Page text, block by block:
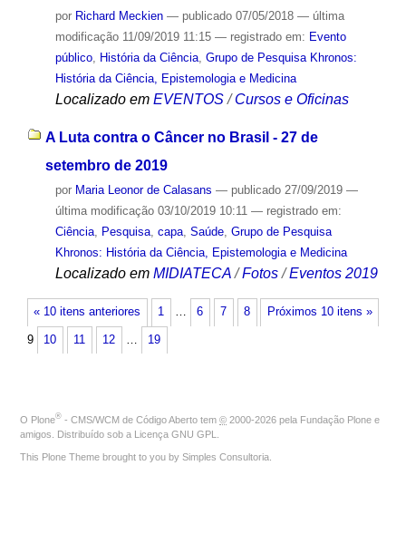
por Richard Meckien — publicado07/05/2018 — última
modificação11/09/2019 11:15 — registrado em: Evento
público, História da Ciência, Grupo de Pesquisa Khronos:
História da Ciência, Epistemologia e Medicina
Localizado em EVENTOS /Cursos e Oficinas
A Luta contra o Câncer no Brasil - 27 de
setembro de 2019
por Maria Leonor de Calasans — publicado27/09/2019 —
última modificação03/10/2019 10:11 — registrado em:
Ciência, Pesquisa, capa, Saúde, Grupo de Pesquisa
Khronos: História da Ciência, Epistemologia e Medicina
Localizado em MIDIATECA /Fotos /Eventos 2019
« 10 itens anteriores Próximos 10 itens »
1 … 6 7 8
9 10 11 12 … 19
O Plone® - CMS/WCM de Código Aberto tem © 2000-2026 pela Fundação Plone e
amigos. Distribuído sob a Licença GNU GPL
This Plone Theme brought to you by Simples Consultoria